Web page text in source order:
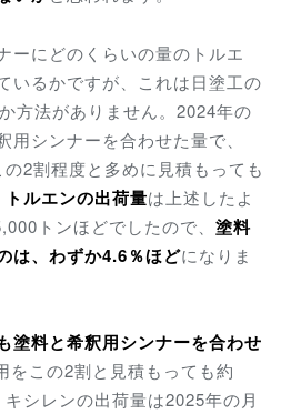
ーにどのくらいの量のトルエ
いるかですが、これは日塗工の
方法がありません。2024年の
シンナーを合わせた量で、
2割程度と多めに見積もっても
トルエンの出荷量は上述したよ
トンほどでしたので、 塗料
は、わずか4.6％ほどになりま
塗料と希釈用シンナーを合わせ
をこの2割と見積もっても約
シレンの出荷量は2025年の月